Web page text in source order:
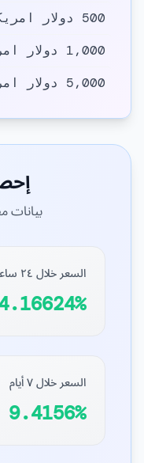
500 دولار امريكي
1,000 دولار امريكي
5,000 دولار امريكي
بيانات
السعر خلال ٢٤ ساعة
السعر خلال ٧ أيام
9.4156%